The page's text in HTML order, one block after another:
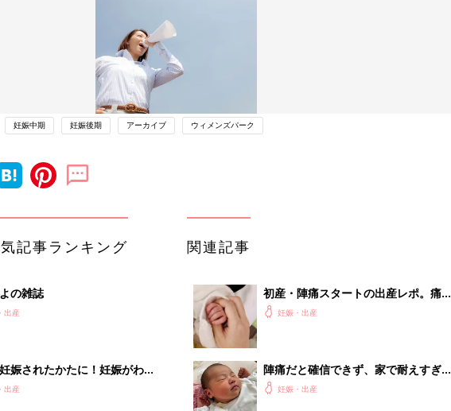
妊娠中期 妊娠後期 アーカイブ ウィメンズパーク
記事ランキング
の雑誌
出産
娠されたかたに！妊娠がわか
初に読む本『初めてのたまご
出産
関連記事
初産・陣痛スタートの出産レポ。痛み
を忘れるというのは本当だった！【た
妊娠・出産
陣痛だと確信できず、家で耐えすぎた
結果…【たまひよ 出産体験談】
妊娠・出産